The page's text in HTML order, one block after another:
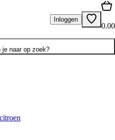
Inloggen
0.00
je naar op zoek?